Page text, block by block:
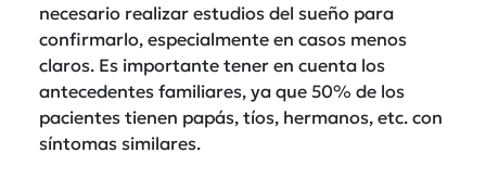
necesario realizar estudios del sueño para
confirmarlo, especialmente en casos menos
claros. Es importante tener en cuenta los
antecedentes familiares, ya que 50% de los
pacientes tienen papás, tíos, hermanos, etc. con
síntomas similares.